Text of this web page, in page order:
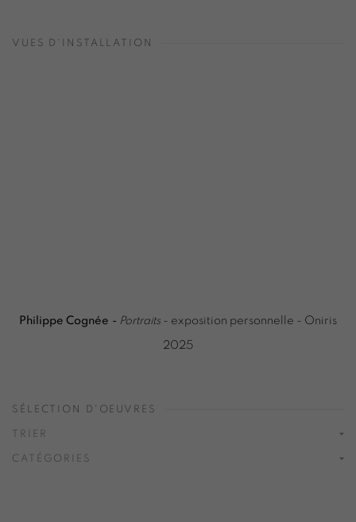
VUES D'INSTALLATION
Philippe Cognée - Portraits - exposition personnelle - Oniris
2025
SÉLECTION D'OEUVRES
TRIER
CATÉGORIES